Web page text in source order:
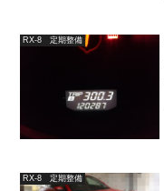
RX-8 定期整備
RX-8 定期整備